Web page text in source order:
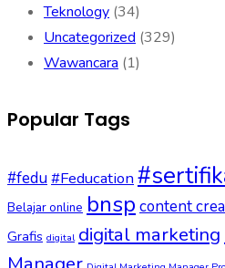
Teknology (34)
Uncategorized (329)
Wawancara (1)
Popular Tags
#fedu#Feducation
Belajar online bnsp content
Grafis digital digital marketing